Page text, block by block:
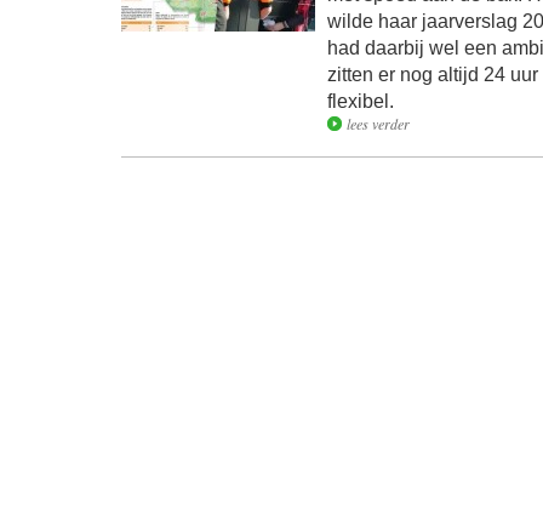
wilde haar jaarverslag
had daarbij wel een
zitten er nog altijd 24
flexibel.
lees verder